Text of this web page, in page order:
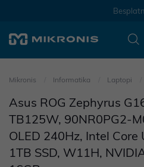
Mikronis Informatika Laptopi
Asus ROG Zephyrus
TB125W, 90NR0PG2-
OLED 240Hz, Intel
1TB SSD, W11H,